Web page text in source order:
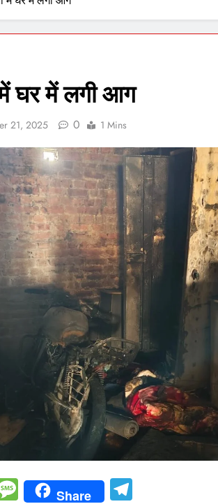
में घर में लगी आग
21, 2025 0 1 Mins
Message
Share